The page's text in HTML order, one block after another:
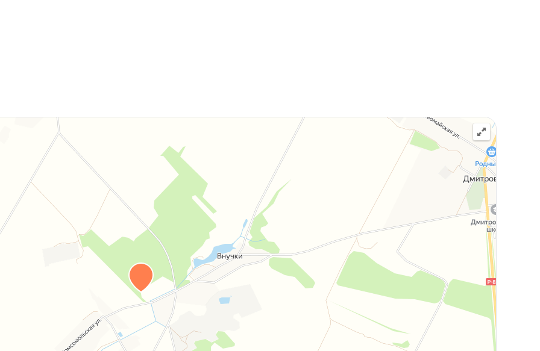
или Telegram ЗАО «АЛЬТЕРНАТИВА Брест».
Договор номер 278/1 от 12.02.2024